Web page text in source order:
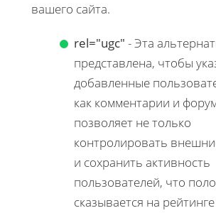
вашего сайта.
rel="ugc" - Эта
представлена, чтобы
добавленные
как комментарии и
позволяет не только
контролировать
и сохранить активность
пользователей, что
сказывается на